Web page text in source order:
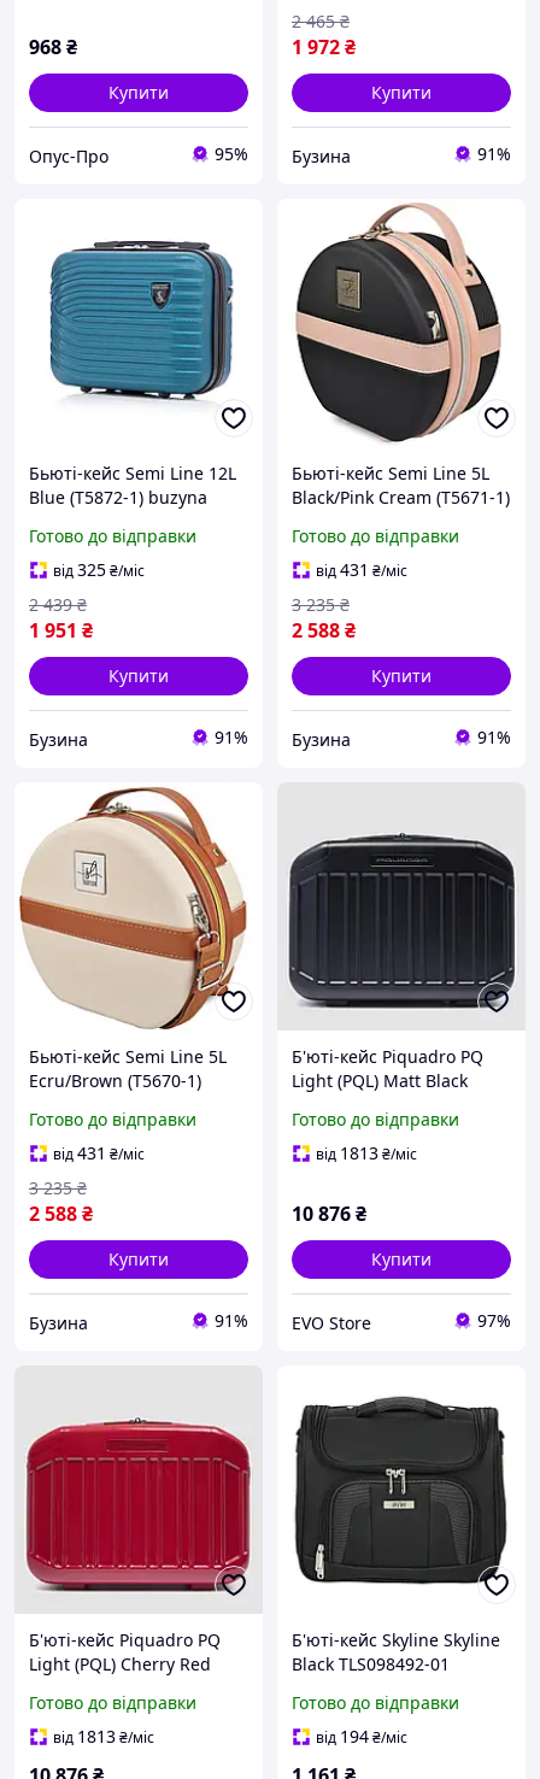
968₴
Купити
Опус-Про 95%
1 972₴
2 465 ₴
Купити
Бузина 91%
Бьюті-кейс Semi Line 12L
Blue (T5872-1) buzyna
Готово до відправки
від325₴/міс
1 951 ₴
2 439 ₴
Купити
Бузина 91%
Бьюті-кейс Semi Line 5L
Black/Pink Cream (T5671-1)
Готово до відправки
від431 ₴/міс
2 588₴
3 235 ₴
Купити
Бузина 91%
Бьюті-кейс Semi Line 5L
Ecru/Brown (T5670-1)
Готово до відправки
від431 ₴/міс
2 588₴
3 235 ₴
Купити
Бузина 91%
Б'юті-кейс Piquadro PQ
Light (PQL) Matt Black
Готово до відправки
від 1813₴/міс
10 876₴
Купити
EVO Store 97%
Б'юті-кейс Piquadro PQ
Light (PQL) Cherry Red
Готово до відправки
від 1813₴/міс
Б'юті-кейс Skyline Skyline
Black TLS098492-01
Готово до відправки
від 194₴/міс